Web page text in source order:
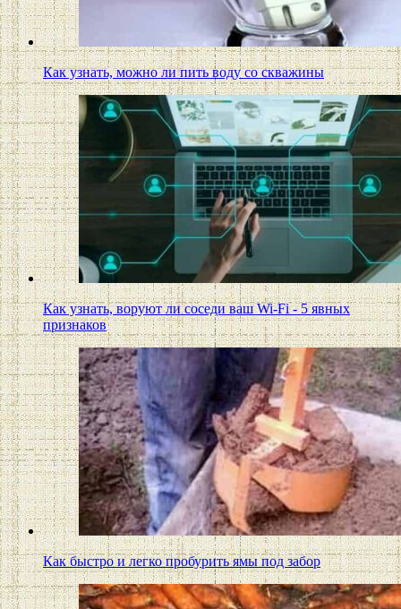
Как узнать, можно ли пить воду со скважины
Как узнать, воруют ли соседи ваш Wi-Fi - 5 явных
признаков
Как быстро и легко пробурить ямы под забор